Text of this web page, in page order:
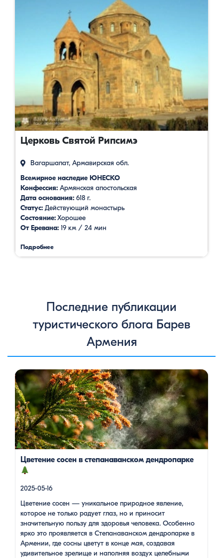
Церковь Святой Рипсимэ
Вагаршапат, Армавирская обл.
Всемирное наследие ЮНЕСКО
Конфессия: Армянская апостольская
Дата основания: 618 г.
Статус: Действующий монастырь
Состояние:Хорошее
От Еревана: 19 км / 24 мин
Подробнее
Последние публикации
туристического блога Барев
Армения
Цветение сосен — уникальное природное явление, которое
не только радует глаз, но и приносит значительную пользу
для здоровья человека. Особенно ярко это проявляется в
Степанаванском дендропарке в Армении, где сосны цветут в
конце мая, создавая удивительное зрелище и наполняя
воздух целебными веществами.Степанаванский
дендропарк: жемчужина Лорийской области
Степанаванский дендропарк, также известный как «Сочут»
Цветение сосен в степанаванском дендропарке
2025-05-16
Цветение сосен — уникальное природное явление,
которое не только радует глаз, но и приносит
значительную пользу для здоровья человека. Особенно
ярко это проявляется в Степанаванском дендропарке в
Армении, где сосны цветут в конце мая, создавая
удивительное зрелище и наполняя воздух целебными